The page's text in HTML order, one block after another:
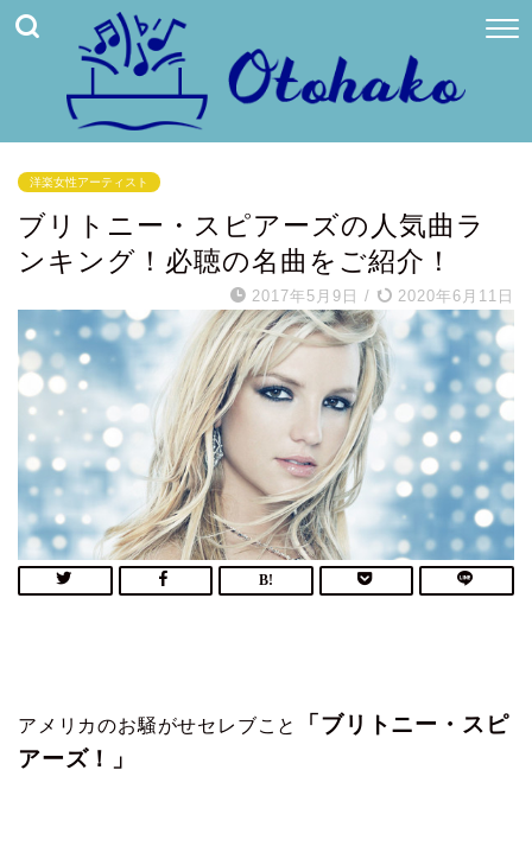
洋楽女性アーティスト
ブリトニー・スピアーズの人気曲ラ
ンキング！必聴の名曲をご紹介！
2017年5月9日 / 2020年6月11日
アメリカのお騒がせセレブこと
「ブリトニー・スピ
アーズ！」